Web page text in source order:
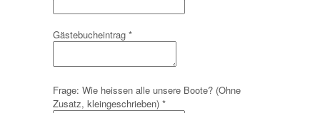
Gästebucheintrag *
Frage: Wie heissen alle unsere Boote? (Ohne
Zusatz, kleingeschrieben) *